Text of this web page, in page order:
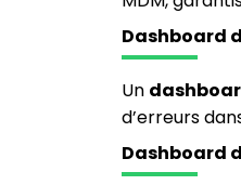
Dashboard
Un
d’erreurs
Dashboard